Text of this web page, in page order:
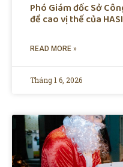
Phó Giám đốc Sở
đề cao vị thế của HASI
READ MORE »
Tháng 1 6, 2026